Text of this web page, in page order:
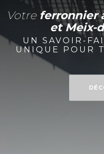
Votre ferronnier
et Meix-
UN SAVOIR-
UNIQUE POUR